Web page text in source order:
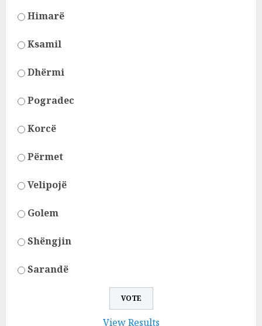
Himarë
Ksamil
Dhërmi
Pogradec
Korcë
Përmet
Velipojë
Golem
Shëngjin
Sarandë
View Results